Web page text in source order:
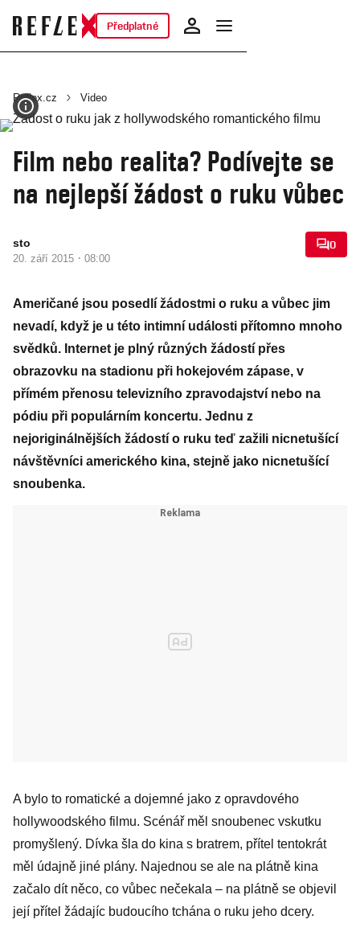
Předplatné
Reflex.cz Video
Film nebo realita? Podívejte se
na nejlepší žádost o ruku vůbec
sto
20. září 2015 · 08:00
0
Američané jsou posedlí žádostmi o ruku a vůbec jim
nevadí, když je u této intimní události přítomno mnoho
svědků. Internet je plný různých žádostí přes
obrazovku na stadionu při hokejovém zápase, v
přímém přenosu televizního zpravodajství nebo na
pódiu při populárním koncertu. Jednu z
nejoriginálnějších žádostí o ruku teď zažili nicnetušící
návštěvníci amerického kina, stejně jako nicnetušící
snoubenka.
A bylo to romatické a dojemné jako z opravdového
hollywoodského filmu. Scénář měl snoubenec vskutku
promyšlený. Dívka šla do kina s bratrem, přítel tentokrát
měl údajně jiné plány. Najednou se ale na plátně kina
začalo dít něco, co vůbec nečekala – na plátně se objevil
její přítel žádajíc budoucího tchána o ruku jeho dcery.